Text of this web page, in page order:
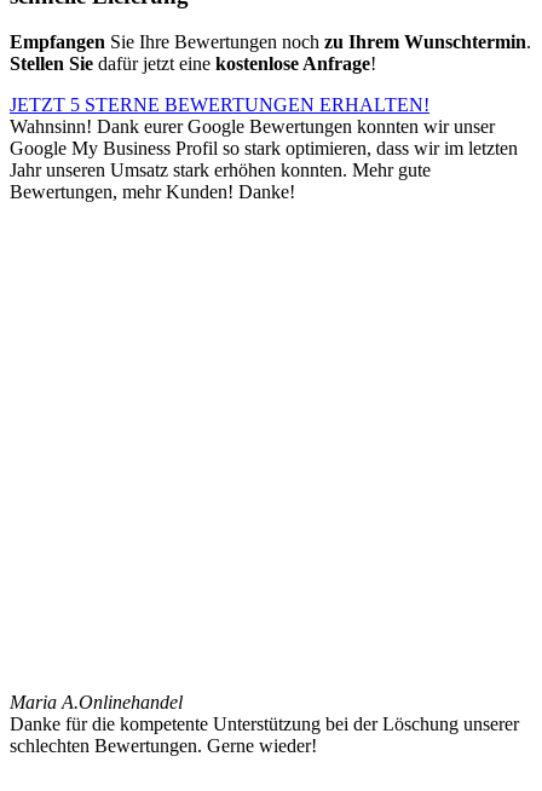
Empfangen Sie Ihre Bewertungen noch zu Ihrem Wunschtermin.
Stellen Sie dafür jetzt eine kostenlose Anfrage!
JETZT 5 STERNE BEWERTUNGEN ERHALTEN!
Wahnsinn! Dank eurer Google Bewertungen konnten wir unser
Google My Business Profil so stark optimieren, dass wir im letzten
Jahr unseren Umsatz stark erhöhen konnten. Mehr gute
Bewertungen, mehr Kunden! Danke!
Maria A.Onlinehandel
Danke für die kompetente Unterstützung bei der Löschung unserer
schlechten Bewertungen. Gerne wieder!